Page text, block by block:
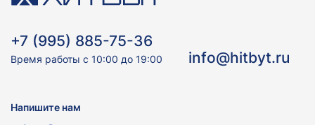
+7 (995) 885-75-36
Время работы с 10:00 до 19:00 info@hitbyt.ru
Напишите нам